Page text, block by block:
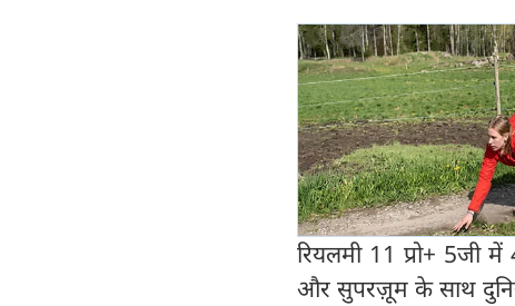
रियलमी 11 प्रो+
और सुपरज़ूम के साथ